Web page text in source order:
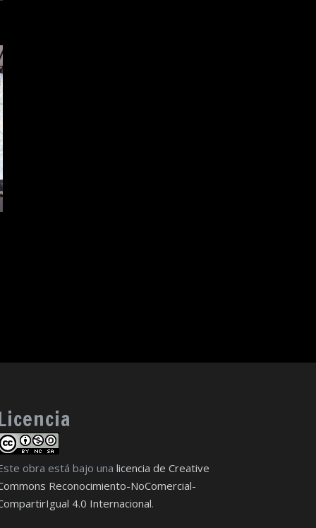
obra está bajo una licencia de Creative
Reconocimiento-NoComercial-
4.0 Internacional.